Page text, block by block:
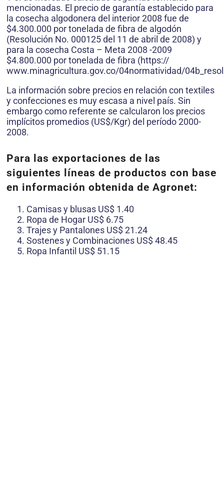
mencionadas. El precio de garantía establecido para
la cosecha algodonera del interior 2008 fue de
$4.300.000 por tonelada de fibra de algodón
(Resolución No. 000125 del 11 de abril de 2008) y
para la cosecha Costa – Meta 2008 -2009
$4.800.000 por tonelada de fibra (https://
www.minagricultura.gov.co/04normatividad/
La información sobre precios en relación con textiles
y confecciones es muy escasa a nivel país. Sin
embargo como referente se calcularon los precios
implícitos promedios (US$/Kgr) del período 2000-
2008.
Para las exportaciones de las
siguientes líneas de productos con base
en información obtenida de Agronet:
Camisas y blusas US$ 1.40
Ropa de Hogar US$ 6.75
Trajes y Pantalones US$ 21.24
Sostenes y Combinaciones US$ 48.45
Ropa Infantil US$ 51.15